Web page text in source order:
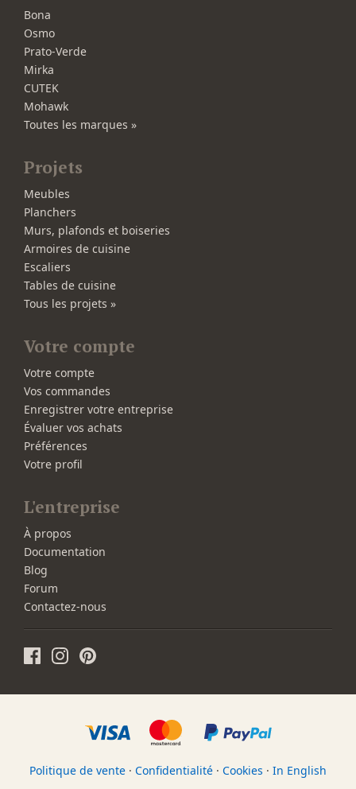
Bona
Osmo
Prato-Verde
Mirka
CUTEK
Mohawk
Toutes les marques »
Projets
Meubles
Planchers
Murs, plafonds et boiseries
Armoires de cuisine
Escaliers
Tables de cuisine
Tous les projets »
Votre compte
Votre compte
Vos commandes
Enregistrer votre entreprise
Évaluer vos achats
Préférences
Votre profil
L'entreprise
À propos
Documentation
Blog
Forum
Contactez-nous
Politique de vente · Confidentialité · Cookies · In English